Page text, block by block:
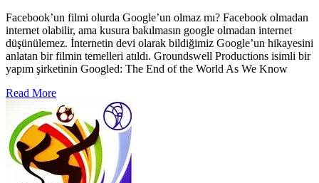
Facebook’un filmi olurda Google’un olmaz mı? Facebook olmadan
internet olabilir, ama kusura bakılmasın google olmadan internet
düşünülemez. İnternetin devi olarak bildiğimiz Google’un hikayesini
anlatan bir filmin temelleri atıldı. Groundswell Productions isimli bir
yapım şirketinin Googled: The End of the World As We Know
Read More